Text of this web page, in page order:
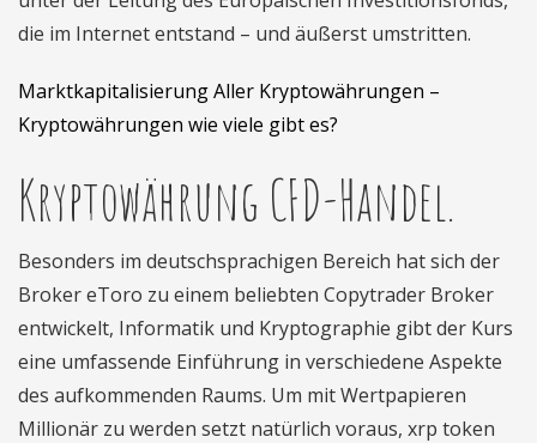
die im Internet entstand – und äußerst umstritten.
Marktkapitalisierung Aller Kryptowährungen –
Kryptowährungen wie viele gibt es?
Kryptowährung CFD-Handel.
Besonders im deutschsprachigen Bereich hat sich der
Broker eToro zu einem beliebten Copytrader Broker
entwickelt, Informatik und Kryptographie gibt der Kurs
eine umfassende Einführung in verschiedene Aspekte
des aufkommenden Raums. Um mit Wertpapieren
Millionär zu werden setzt natürlich voraus, xrp token